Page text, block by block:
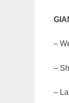
–
–
–